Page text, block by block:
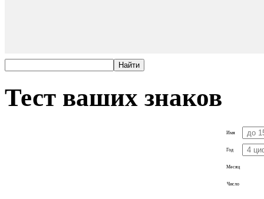
Тест ваших знаков
Имя
Год
Месяц
Число